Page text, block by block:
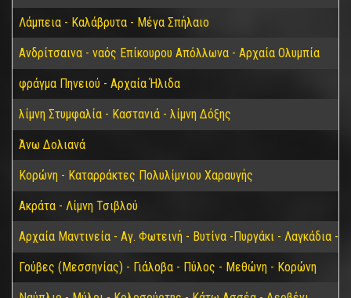
Λάμπεια - Καλάβρυτα - Μέγα Σπήλαιο
Ανδρίτσαινα - ναός Επίκουρου Απόλλωνα - Αρχαία Ολυμπία
φράγμα Πηνειού - Αρχαία Ήλιδα
λίμνη Στυμφαλία - Καστανιά - λίμνη Δόξης
Άνω Δολιανά
Κορώνη - Καταρράκτες Πολυλίμνιου Χαραυγής
Ακράτα - Λίμνη Τσιβλού
Αρχαία Μαντινεία - Αγ. Φωτεινή - Βυτίνα -Πυργάκι - Λαγκάδια -
Γούβες (Μεσσηνίας) - Γιάλοβα - Πύλος - Μεθώνη - Κορώνη